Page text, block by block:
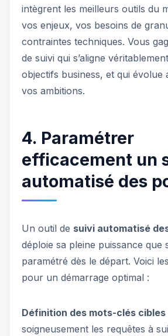
intègrent les meilleurs outils du
vos enjeux, vos besoins de
contraintes techniques. Vous
de suivi qui s’aligne
objectifs business, et qui évolue
vos ambitions.
4. Paramétrer
efficacement un
automatisé des
Un outil de suivi automatisé
déploie sa pleine puissance que
paramétré dès le départ. Voici
pour un démarrage optimal :
Définition des mots-clés cibles
soigneusement les requêtes à